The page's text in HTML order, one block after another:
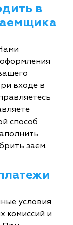
в
входе в
способ
заем.
условия
комиссий и